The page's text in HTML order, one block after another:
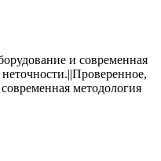
и современная
методология